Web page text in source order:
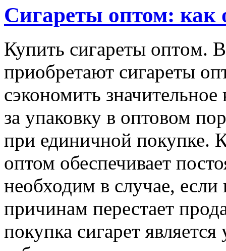
Сигареты оптом: как
Купить сигaрeты oптoм.
приобретают сигареты
сэкономить значительное
за упаковку в оптовом
при единичной покупке.
оптом обеспечивает
необходим в случае,
причинам перестает
покупка сигарет